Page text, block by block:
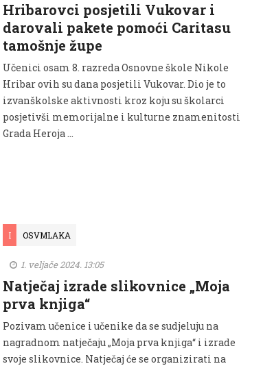
Hribarovci posjetili Vukovar i
darovali pakete pomoći Caritasu
tamošnje župe
Učenici osam 8. razreda Osnovne škole Nikole
Hribar ovih su dana posjetili Vukovar. Dio je to
izvanškolske aktivnosti kroz koju su školarci
posjetivši memorijalne i kulturne znamenitosti
Grada Heroja ...
I OSVMLAKA
1. veljače 2024. 13:05
Natječaj izrade slikovnice „Moja
prva knjiga“
Pozivam učenice i učenike da se sudjeluju na
nagradnom natječaju „Moja prva knjiga“ i izrade
svoje slikovnice. Natječaj će se organizirati na